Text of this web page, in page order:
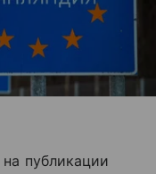
на публикации